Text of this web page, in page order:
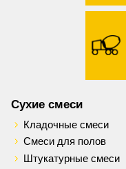
Сухие смеси
Кладочные смеси
Смеси для полов
Штукатурные смеси